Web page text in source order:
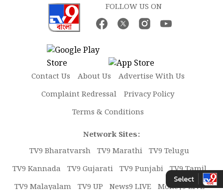
FOLLOW US ON
Contact Us About Us
Advertise With Us
Complaint Redressal
Privacy Policy
Terms & Conditions
Network Sites:
TV9 Bharatvarsh TV9 Marathi TV9 Telugu
TV9 Kannada TV9 Gujarati TV9 Punjabi TV9 Tamil
TV9 Malayalam TV9 UP News9 LIVE Money9 LIVE